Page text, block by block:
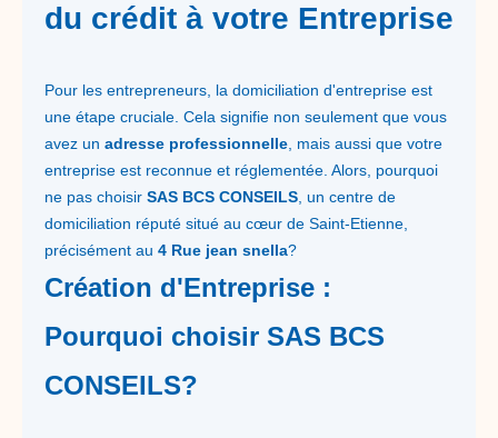
du crédit à votre Entreprise
Pour les entrepreneurs, la domiciliation d'entreprise est
une étape cruciale. Cela signifie non seulement que vous
avez un adresse professionnelle , mais aussi que votre
entreprise est reconnue et réglementée. Alors, pourquoi
ne pas choisir SAS BCS CONSEILS , un centre de
domiciliation réputé situé au cœur de Saint-Etienne,
précisément au 4 Rue jean snella?
Création d'Entreprise :
Pourquoi choisir SAS BCS
CONSEILS?